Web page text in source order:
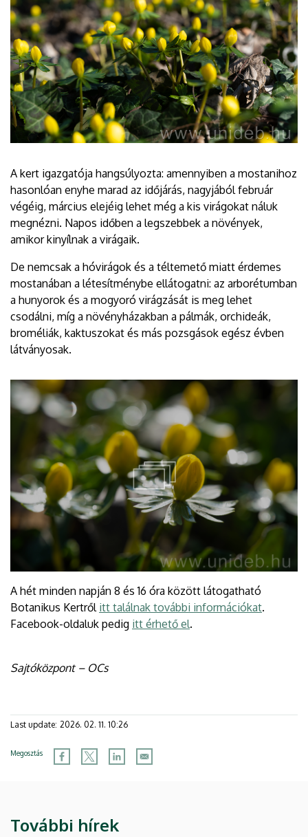
A kert igazgatója hangsúlyozta: amennyiben a mostanihoz
hasonlóan enyhe marad az időjárás, nagyjából február
végéig, március elejéig lehet még a kis virágokat náluk
megnézni. Napos időben a legszebbek a növények,
amikor kinyílnak a virágaik.
De nemcsak a hóvirágok és a téltemető miatt érdemes
mostanában a létesítménybe ellátogatni: az arborétumban
a hunyorok és a mogyoró virágzását is meg lehet
csodálni, míg a növényházakban a pálmák, orchideák,
broméliák, kaktuszokat és más pozsgások egész évben
látványosak.
A hét minden napján 8 és 16 óra között látogatható
Botanikus Kertről itt találnak további információkat.
Facebook-oldaluk pedig itt érhető el.
Sajtóközpont – OCs
Last update: 2026. 02. 11. 10:26
Megosztás
További hírek